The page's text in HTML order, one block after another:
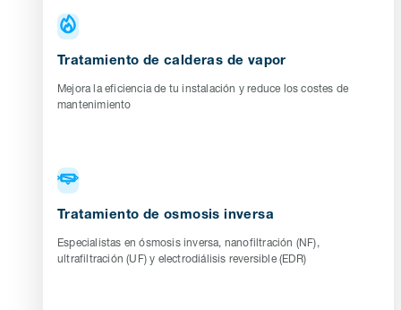
Tratamiento de calderas de vapor
Mejora la eficiencia de tu instalación y reduce los costes de
mantenimiento
Tratamiento de osmosis inversa
Especialistas en ósmosis inversa, nanofiltración (NF),
ultrafiltración (UF) y electrodiálisis reversible (EDR)